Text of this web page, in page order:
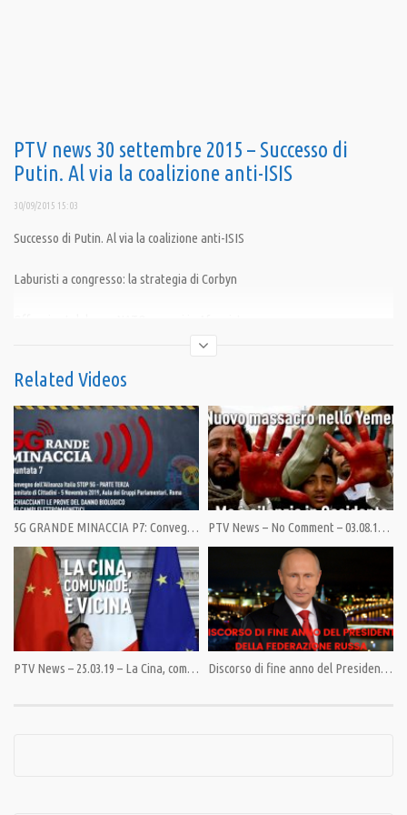
PTV news 30 settembre 2015 – Successo di
Putin. Al via la coalizione anti-ISIS
30/09/2015 15:03
Successo di Putin. Al via la coalizione anti-ISIS
Laburisti a congresso: la strategia di Corbyn
Category:News,PrimoPiano
Tags:Afganistan,Giulietto Chiesa,isis,Jeremy Corbyn,Nato,Pandora TV,PandoraTV,Putin,
Related Videos
5G GRANDE MINACCIA P7: Convegno dell’Alleanza Italia STOP 5G – Comitato di Cittadini – parte 3 PTV News – No Comment – 03.08.18 – Nuovo massacro nello Yemen. Ma è silenzio in Occidente
PTV News – 25.03.19 – La Cina, comunque, è vicina Discorso di fine anno del Presidente della Federazione Russa Vladimir Putin